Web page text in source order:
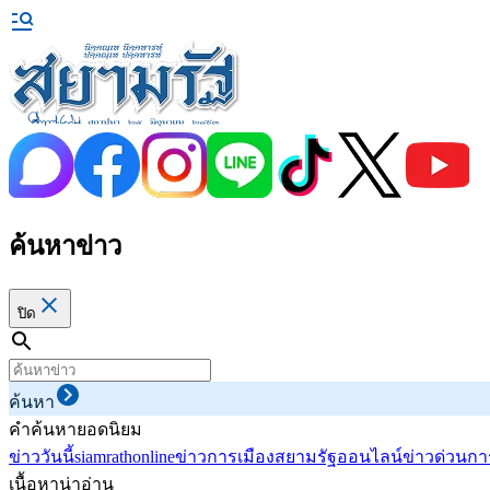
ค้นหาข่าว
ปิด
ค้นหา
คำค้นหายอดนิยม
ข่าววันนี้siamrathonlineข่าวการเมืองสยามรัฐออนไลน์ข่าวด่วนก
เนื้อหาน่าอ่าน